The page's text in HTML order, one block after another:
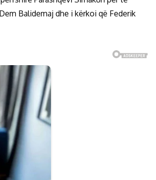
Balidemaj dhe i kërkoi që Federik